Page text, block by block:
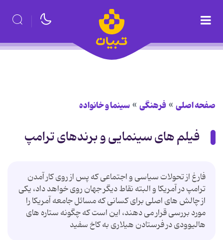
صفحه اصلی فرهنگی سینما و خانواده
فیلم های سینمایی و برندهای ترامپ
فارغ از تحولات سیاسی و اجتماعی که پس از روی کار آمدن
ترامپ در آمریکا و البته نقاط دیگر جهان روی خواهد داد، یکی
از چالش های اصلی برای کسانی که مسائل جامعه آمریکا را
مورد بررسی قرار می دهند، این است که چگونه ستاره های
هالیوودی در فرستادن هیلاری به کاخ سفید